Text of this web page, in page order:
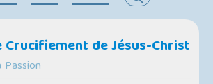
de Jésus-Christ